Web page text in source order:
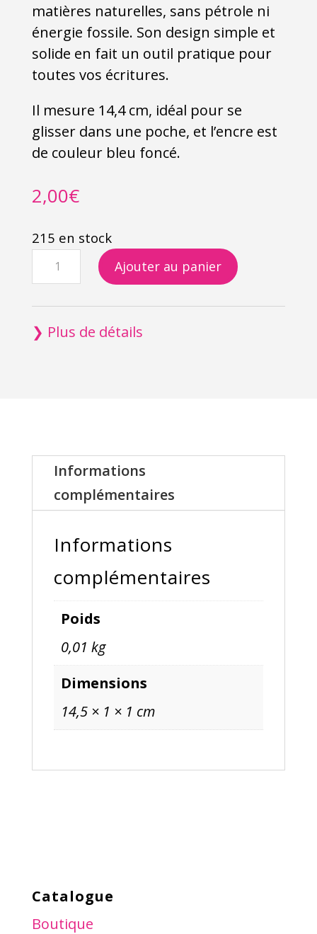
matières naturelles, sans pétrole ni
énergie fossile. Son design simple et
solide en fait un outil pratique pour
toutes vos écritures.
Il mesure 14,4 cm, idéal pour se
glisser dans une poche, et l’encre est
de couleur bleu foncé.
2,00€
215 en stock
quantité
de
Stylo
Recyclé
Les
Ajouter au panier
❯ Plus de détails
Informations
complémentaires
Informations
complémentaires
Poids
0,01 kg
Dimensions
14,5 × 1 × 1 cm
Catalogue
Boutique